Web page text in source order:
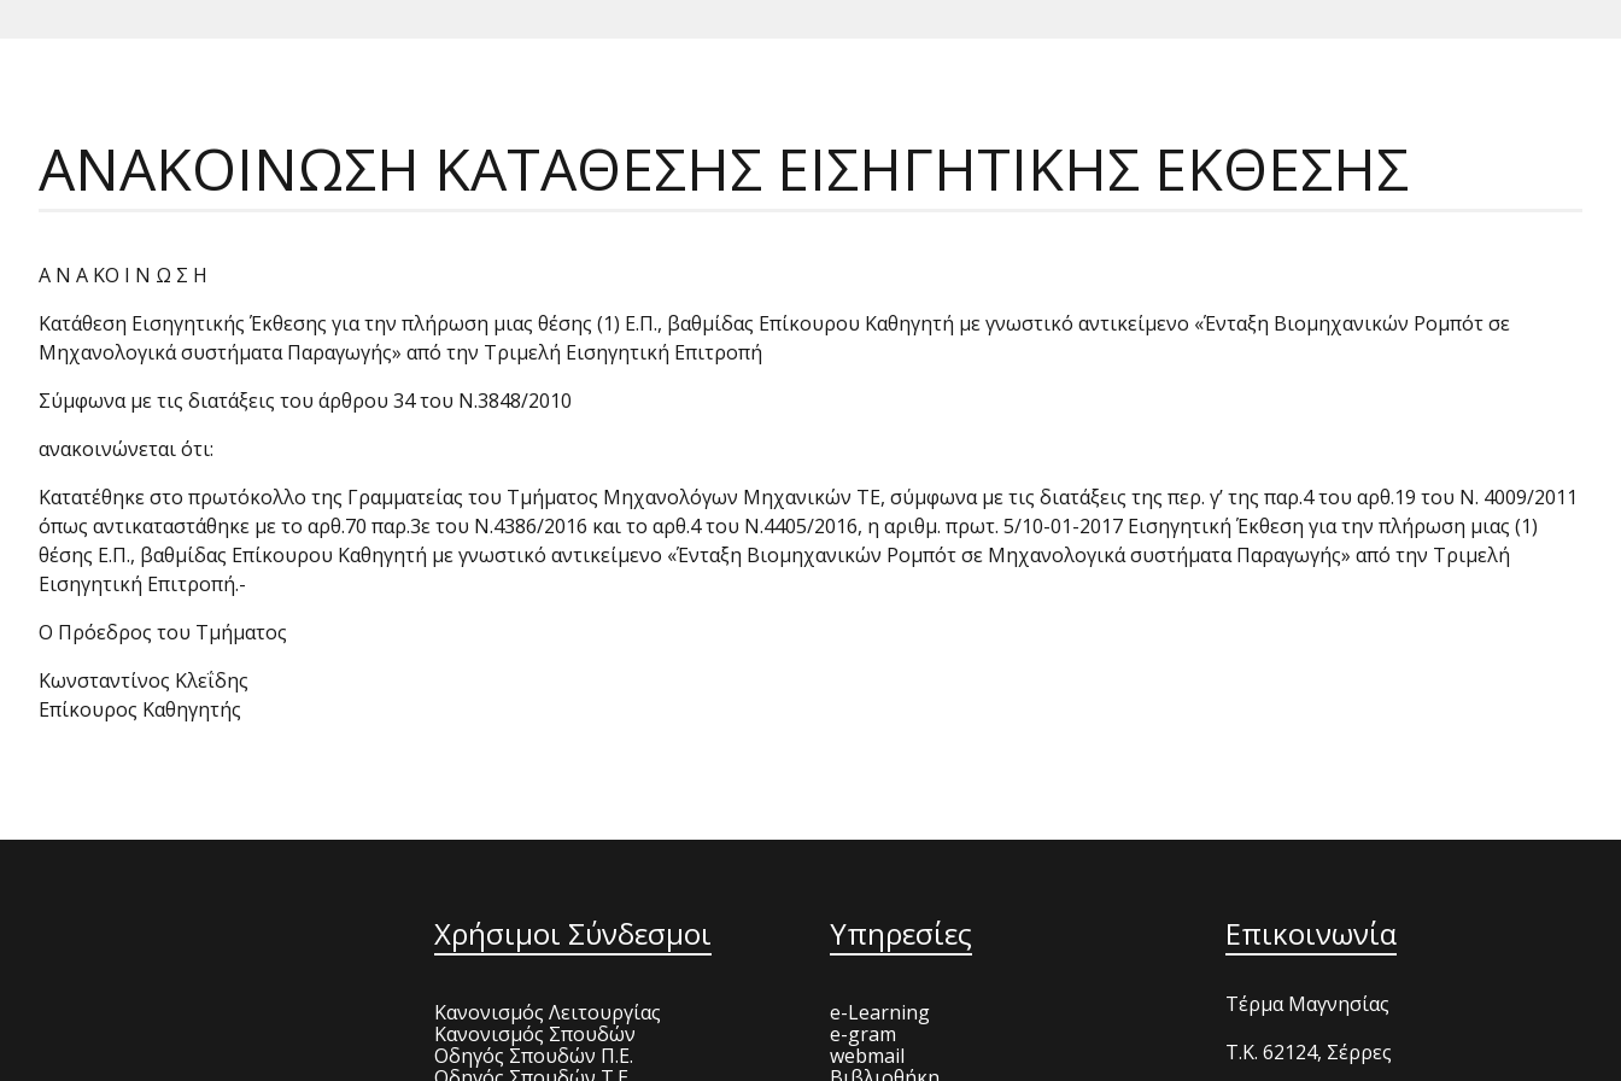
ΑΝΑΚΟΙΝΩΣΗ ΚΑΤΑΘΕΣΗΣ ΕΙΣΗΓΗΤΙΚΗΣ ΕΚΘΕΣΗΣ
Α Ν Α ΚΟ Ι Ν Ω Σ Η
Κατάθεση Εισηγητικής Έκθεσης για την πλήρωση μιας θέσης (1) Ε.Π., βαθμίδας Επίκουρου Καθηγητή με γνωστικό αντικείμενο «Ένταξη Βιομηχανικών Ρομπότ σε
Μηχανολογικά συστήματα Παραγωγής» από την Τριμελή Εισηγητική Επιτροπή
Σύμφωνα με τις διατάξεις του άρθρου 34 του Ν.3848/2010
ανακοινώνεται ότι:
Κατατέθηκε στο πρωτόκολλο της Γραμματείας του Τμήματος Μηχανολόγων Μηχανικών ΤΕ, σύμφωνα με τις διατάξεις της περ. γ’ της παρ.4 του αρθ.19 του Ν. 4009/2011
όπως αντικαταστάθηκε με το αρθ.70 παρ.3ε του Ν.4386/2016 και το αρθ.4 του Ν.4405/2016, η αριθμ. πρωτ. 5/10-01-2017 Εισηγητική Έκθεση για την πλήρωση μιας (1)
θέσης Ε.Π., βαθμίδας Επίκουρου Καθηγητή με γνωστικό αντικείμενο «Ένταξη Βιομηχανικών Ρομπότ σε Μηχανολογικά συστήματα Παραγωγής» από την Τριμελή
Εισηγητική Επιτροπή.-
Ο Πρόεδρος του Τμήματος
Κωνσταντίνος Κλεΐδης
Επίκουρος Καθηγητής
Χρήσιμοι Σύνδεσμοι
Κανονισμός Λειτουργίας
Κανονισμός Σπουδών
Οδηγός Σπουδών Π.Ε.
Υπηρεσίες
e-Learning
e-gram
webmail
Επικοινωνία
Τέρμα Μαγνησίας
T.K. 62124, Σέρρες